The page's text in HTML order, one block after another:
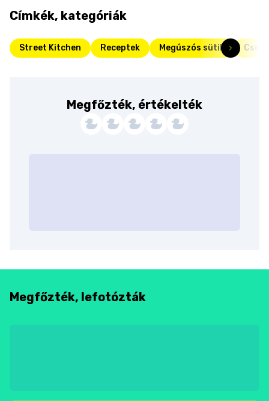
Címkék, kategóriák
Street Kitchen Receptek Megúszós sütik
Megfőzték, értékelték
Megfőzték, lefotózták